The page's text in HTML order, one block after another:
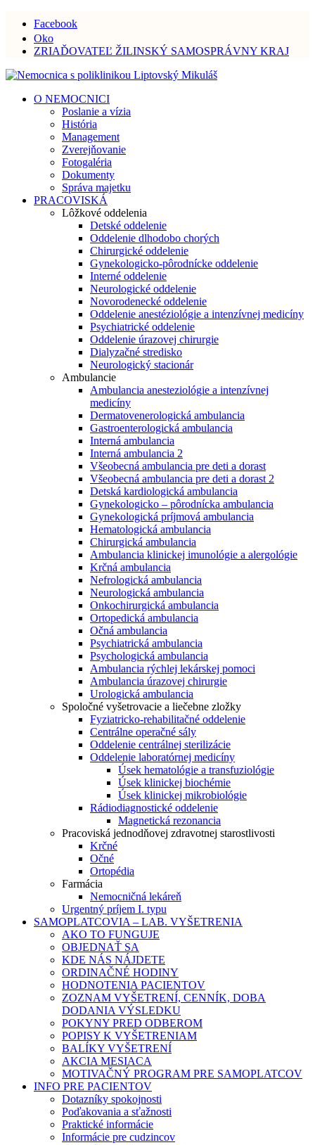
Facebook
Oko
ZRIAĎOVATEĽ ŽILINSKÝ SAMOSPRÁVNY KRAJ
O NEMOCNICI
Poslanie a vízia
História
Management
Zverejňovanie
Fotogaléria
Dokumenty
Správa majetku
PRACOVISKÁ
Lôžkové oddelenia
Detské oddelenie
Oddelenie dlhodobo chorých
Chirurgické oddelenie
Gynekologicko-pôrodnícke oddelenie
Interné oddelenie
Neurologické oddelenie
Novorodenecké oddelenie
Oddelenie anestéziológie a intenzívnej medicíny
Psychiatrické oddelenie
Oddelenie úrazovej chirurgie
Dialyzačné stredisko
Neurologický stacionár
Ambulancie
Ambulancia anesteziológie a intenzívnej
medicíny
Dermatovenerologická ambulancia
Gastroenterologická ambulancia
Interná ambulancia
Interná ambulancia 2
Všeobecná ambulancia pre deti a dorast
Všeobecná ambulancia pre deti a dorast 2
Detská kardiologická ambulancia
Gynekologicko – pôrodnícka ambulancia
Gynekologická príjmová ambulancia
Hematologická ambulancia
Chirurgická ambulancia
Ambulancia klinickej imunológie a alergológie
Krčná ambulancia
Nefrologická ambulancia
Neurologická ambulancia
Onkochirurgická ambulancia
Ortopedická ambulancia
Očná ambulancia
Psychiatrická ambulancia
Psychologická ambulancia
Ambulancia rýchlej lekárskej pomoci
Ambulancia úrazovej chirurgie
Urologická ambulancia
Spoločné vyšetrovacie a liečebne zložky
Fyziatricko-rehabilitačné oddelenie
Centrálne operačné sály
Oddelenie centrálnej sterilizácie
Oddelenie laboratórnej medicíny
Úsek hematológie a transfuziológie
Úsek klinickej biochémie
Úsek klinickej mikrobiológie
Rádiodiagnostické oddelenie
Magnetická rezonancia
Pracoviská jednodňovej zdravotnej starostlivosti
Krčné
Očné
Ortopédia
Farmácia
Nemocničná lekáreň
Urgentný príjem I. typu
SAMOPLATCOVIA – LAB. VYŠETRENIA
AKO TO FUNGUJE
OBJEDNAŤ SA
KDE NÁS NÁJDETE
ORDINAČNÉ HODINY
HODNOTENIA PACIENTOV
ZOZNAM VYŠETRENÍ, CENNÍK, DOBA
DODANIA VÝSLEDKU
POKYNY PRED ODBEROM
POPISY K VYŠETRENIAM
BALÍKY VYŠETRENÍ
AKCIA MESIACA
MOTIVAČNÝ PROGRAM PRE SAMOPLATCOV
INFO PRE PACIENTOV
Dotazníky spokojnosti
Poďakovania a sťažnosti
Praktické informácie
Informácie pre cudzincov